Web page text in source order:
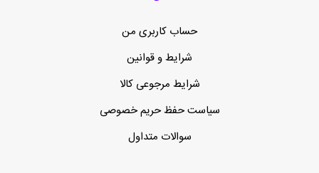
حساب کاربری من
شرایط و قوانین
شرایط مرجوعی کالا
سیاست حفظ حریم خصوصی
سوالات متداول